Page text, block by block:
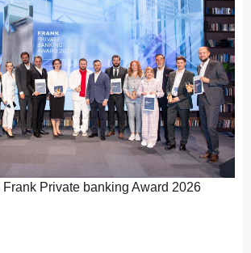
Private banking Award 2026